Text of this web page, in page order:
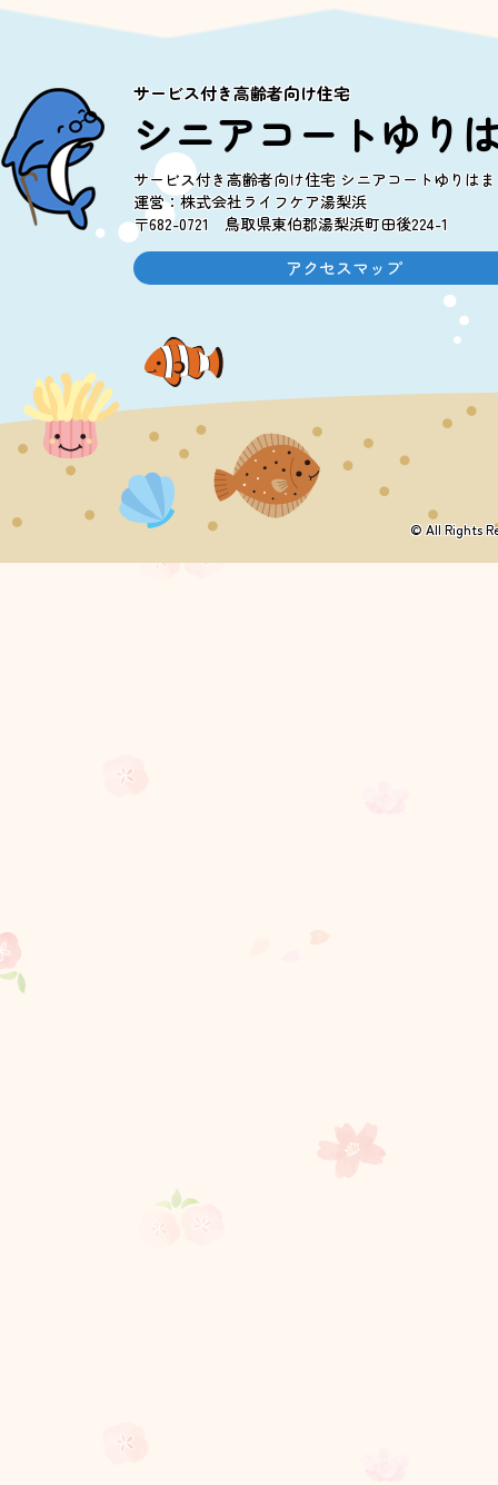
サービス付き高齢者向け住宅
シニアコートゆり
サービス付き高齢者向け住宅 シニアコートゆりはま
運営：株式会社ライフケア湯梨浜
〒682-0721 鳥取県東伯郡湯梨浜町田後224-1
アクセスマップ
© All Rights